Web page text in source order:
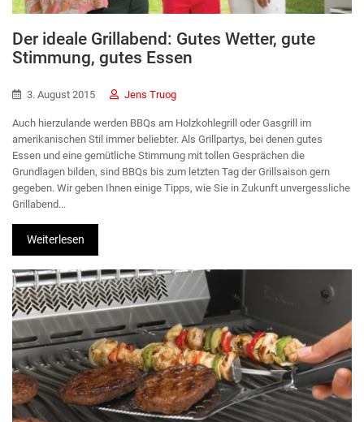
Der ideale Grillabend: Gutes Wetter, gute
Stimmung, gutes Essen
3. August 2015 Jens Truog
Auch hierzulande werden BBQs am Holzkohlegrill oder Gasgrill im
amerikanischen Stil immer beliebter. Als Grillpartys, bei denen gutes
Essen und eine gemütliche Stimmung mit tollen Gesprächen die
Grundlagen bilden, sind BBQs bis zum letzten Tag der Grillsaison gern
gegeben. Wir geben Ihnen einige Tipps, wie Sie in Zukunft unvergessliche
Grillabend...
Weiterlesen